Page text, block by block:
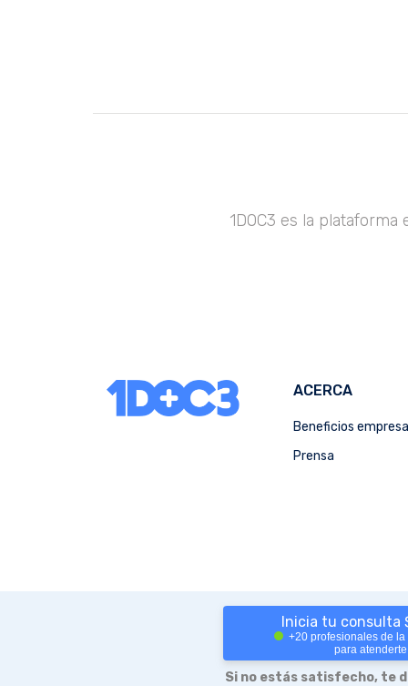
1DOC3 es la
Inicia tu consulta
+20 profesionales de
para
Si no estás satisfecho, te
ACERCA
Beneficios
Prensa